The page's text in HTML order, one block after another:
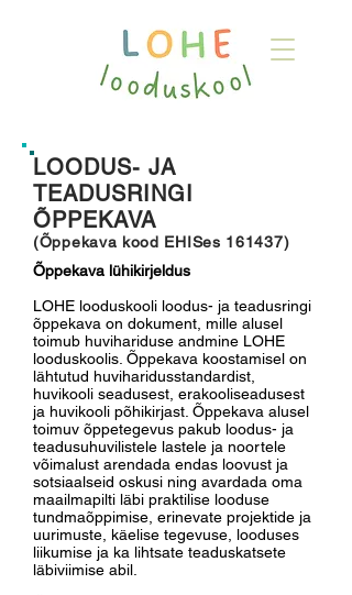
LOODUS- JA
TEADUSRINGI
ÕPPEKAVA
(Õppekava kood EHISes 161437)
Õppekava lühikirjeldus
LOHE looduskooli loodus- ja teadusringi
õppekava on dokument, mille alusel
toimub huvihariduse andmine LOHE
looduskoolis. Õppekava koostamisel on
lähtutud huviharidusstandardist,
huvikooli seadusest, erakooliseadusest
ja huvikooli põhikirjast. Õppekava alusel
toimuv õppetegevus pakub loodus- ja
teadusuhuvilistele lastele ja noortele
võimalust arendada endas loovust ja
sotsiaalseid oskusi ning avardada oma
maailmapilti läbi praktilise looduse
tundmaõppimise, erinevate projektide ja
uurimuste, käelise tegevuse, looduses
liikumise ja ka lihtsate teaduskatsete
läbiviimise abil.